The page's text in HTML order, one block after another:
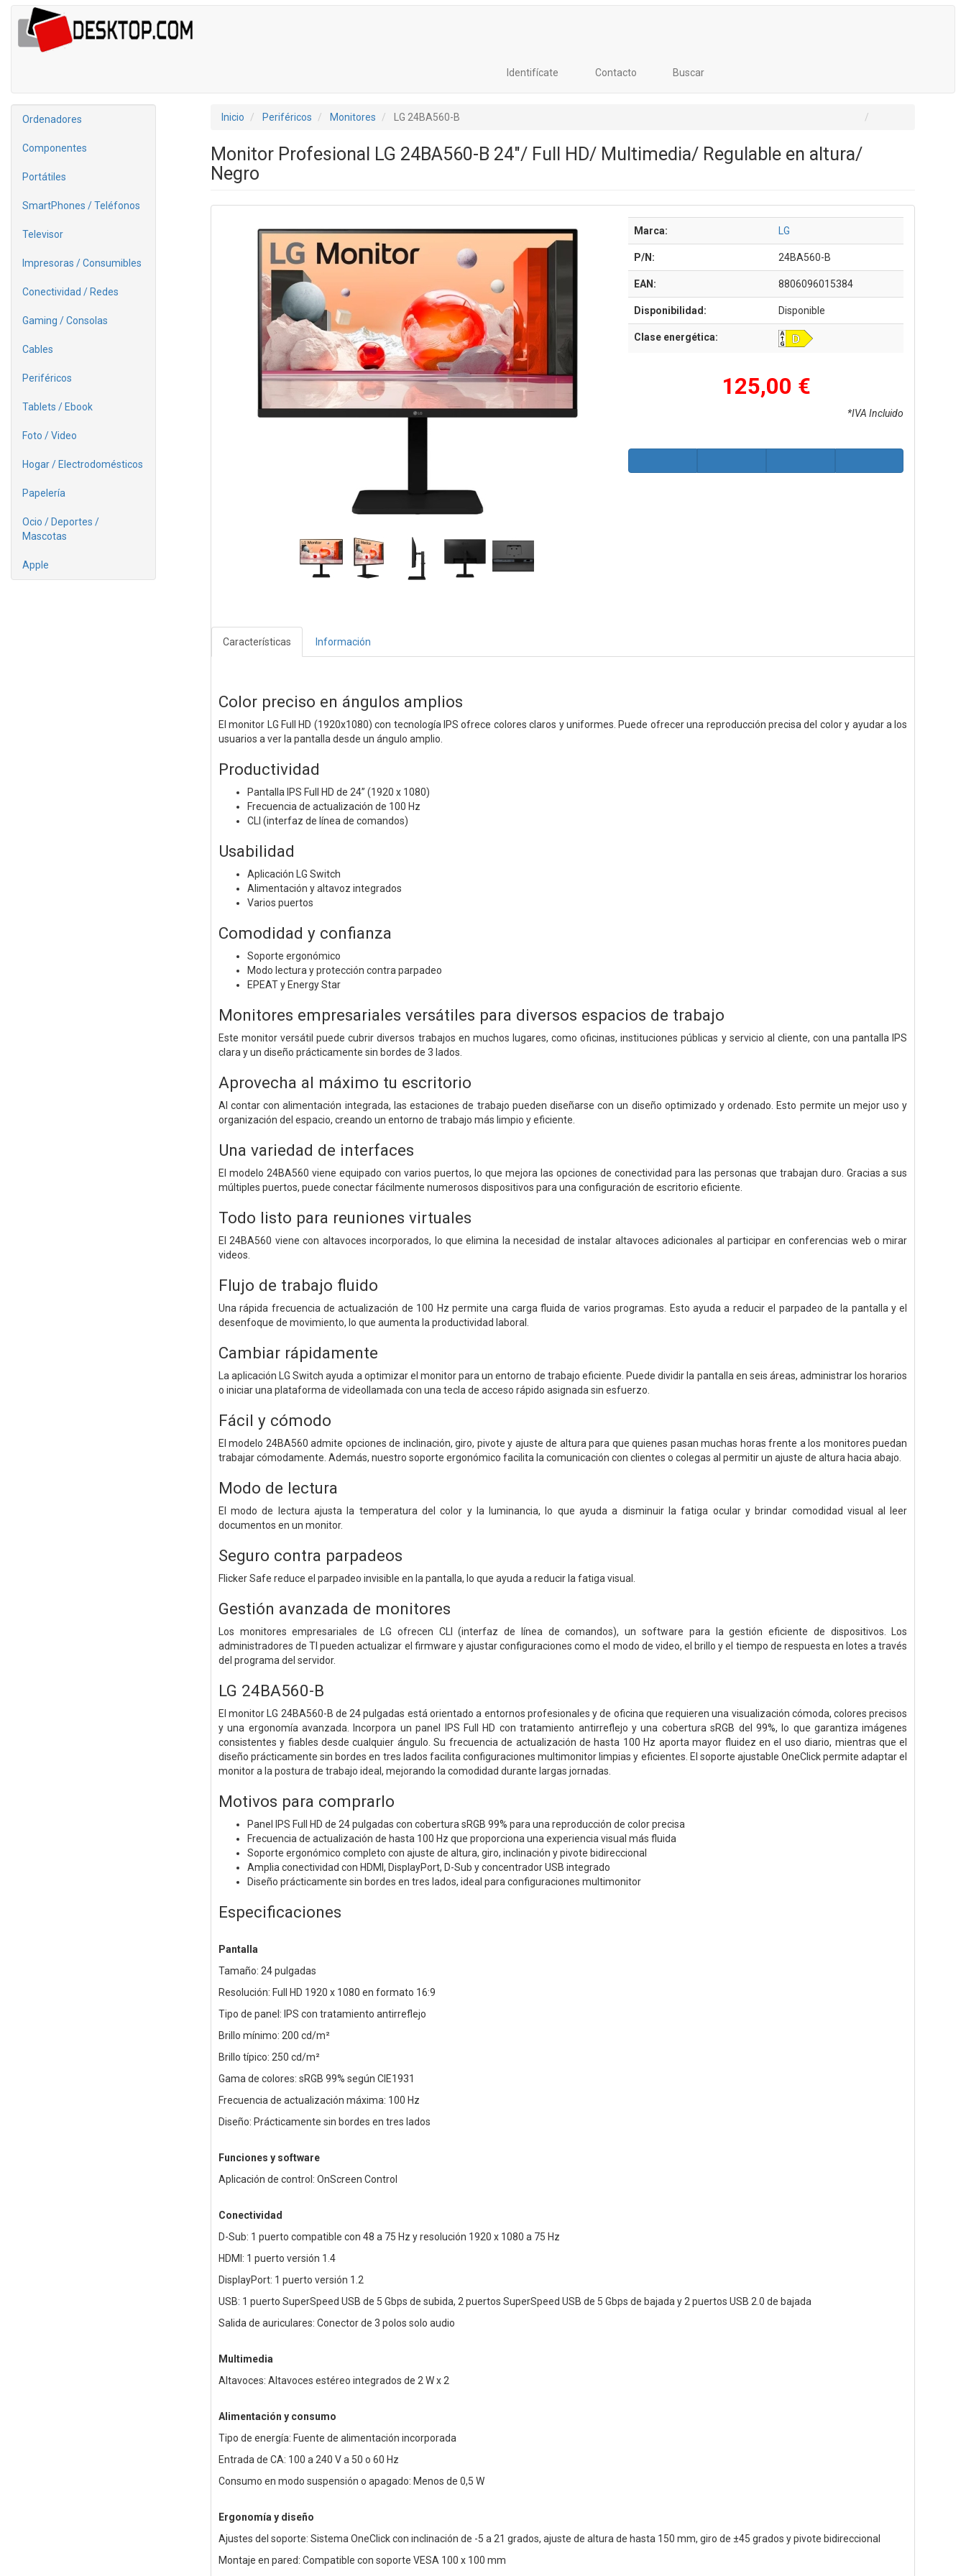
Identifícate Contacto Buscar
Ordenadores
Componentes
Portátiles
SmartPhones / Teléfonos
Televisor
Impresoras / Consumibles
Conectividad / Redes
Gaming / Consolas
Cables
Periféricos
Tablets / Ebook
Foto / Video
Hogar / Electrodomésticos
Papelería
Ocio / Deportes /
Mascotas
Apple
Inicio Periféricos Monitores LG 24BA560-B
Monitor Profesional LG 24BA560-B 24"/ Full HD/ Multimedia/ Regulable en altura/
Negro
Marca: LG
P/N: 24BA560-B
EAN: 8806096015384
Disponibilidad: Disponible
Clase energética:
125,00 €
*IVA Incluido
Características Información
Color preciso en ángulos amplios
El monitor LG Full HD (1920x1080) con tecnología IPS ofrece colores claros y uniformes. Puede ofrecer una reproducción precisa del color y ayudar a los
usuarios a ver la pantalla desde un ángulo amplio.
Productividad
Pantalla IPS Full HD de 24” (1920 x 1080)
Frecuencia de actualización de 100 Hz
CLI (interfaz de línea de comandos)
Usabilidad
Aplicación LG Switch
Alimentación y altavoz integrados
Varios puertos
Comodidad y confianza
Soporte ergonómico
Modo lectura y protección contra parpadeo
EPEAT y Energy Star
Monitores empresariales versátiles para diversos espacios de trabajo
Este monitor versátil puede cubrir diversos trabajos en muchos lugares, como oficinas, instituciones públicas y servicio al cliente, con una pantalla IPS
clara y un diseño prácticamente sin bordes de 3 lados.
Aprovecha al máximo tu escritorio
Al contar con alimentación integrada, las estaciones de trabajo pueden diseñarse con un diseño optimizado y ordenado. Esto permite un mejor uso y
organización del espacio, creando un entorno de trabajo más limpio y eficiente.
Una variedad de interfaces
El modelo 24BA560 viene equipado con varios puertos, lo que mejora las opciones de conectividad para las personas que trabajan duro. Gracias a sus
múltiples puertos, puede conectar fácilmente numerosos dispositivos para una configuración de escritorio eficiente.
Todo listo para reuniones virtuales
El 24BA560 viene con altavoces incorporados, lo que elimina la necesidad de instalar altavoces adicionales al participar en conferencias web o mirar
videos.
Flujo de trabajo fluido
Una rápida frecuencia de actualización de 100 Hz permite una carga fluida de varios programas. Esto ayuda a reducir el parpadeo de la pantalla y el
desenfoque de movimiento, lo que aumenta la productividad laboral.
Cambiar rápidamente
La aplicación LG Switch ayuda a optimizar el monitor para un entorno de trabajo eficiente. Puede dividir la pantalla en seis áreas, administrar los horarios
o iniciar una plataforma de videollamada con una tecla de acceso rápido asignada sin esfuerzo.
Fácil y cómodo
El modelo 24BA560 admite opciones de inclinación, giro, pivote y ajuste de altura para que quienes pasan muchas horas frente a los monitores puedan
trabajar cómodamente. Además, nuestro soporte ergonómico facilita la comunicación con clientes o colegas al permitir un ajuste de altura hacia abajo.
Modo de lectura
El modo de lectura ajusta la temperatura del color y la luminancia, lo que ayuda a disminuir la fatiga ocular y brindar comodidad visual al leer
documentos en un monitor.
Seguro contra parpadeos
Flicker Safe reduce el parpadeo invisible en la pantalla, lo que ayuda a reducir la fatiga visual.
Gestión avanzada de monitores
Los monitores empresariales de LG ofrecen CLI (interfaz de línea de comandos), un software para la gestión eficiente de dispositivos. Los
administradores de TI pueden actualizar el firmware y ajustar configuraciones como el modo de video, el brillo y el tiempo de respuesta en lotes a través
del programa del servidor.
LG 24BA560-B
El monitor LG 24BA560-B de 24 pulgadas está orientado a entornos profesionales y de oficina que requieren una visualización cómoda, colores precisos
y una ergonomía avanzada. Incorpora un panel IPS Full HD con tratamiento antirreflejo y una cobertura sRGB del 99%, lo que garantiza imágenes
consistentes y fiables desde cualquier ángulo. Su frecuencia de actualización de hasta 100 Hz aporta mayor fluidez en el uso diario, mientras que el
diseño prácticamente sin bordes en tres lados facilita configuraciones multimonitor limpias y eficientes. El soporte ajustable OneClick permite adaptar el
monitor a la postura de trabajo ideal, mejorando la comodidad durante largas jornadas.
Motivos para comprarlo
Panel IPS Full HD de 24 pulgadas con cobertura sRGB 99% para una reproducción de color precisa
Frecuencia de actualización de hasta 100 Hz que proporciona una experiencia visual más fluida
Soporte ergonómico completo con ajuste de altura, giro, inclinación y pivote bidireccional
Amplia conectividad con HDMI, DisplayPort, D-Sub y concentrador USB integrado
Diseño prácticamente sin bordes en tres lados, ideal para configuraciones multimonitor
Especificaciones
Pantalla
Tamaño: 24 pulgadas
Resolución: Full HD 1920 x 1080 en formato 16:9
Tipo de panel: IPS con tratamiento antirreflejo
Brillo mínimo: 200 cd/m²
Brillo típico: 250 cd/m²
Gama de colores: sRGB 99% según CIE1931
Frecuencia de actualización máxima: 100 Hz
Diseño: Prácticamente sin bordes en tres lados
Funciones y software
Aplicación de control: OnScreen Control
Conectividad
D-Sub: 1 puerto compatible con 48 a 75 Hz y resolución 1920 x 1080 a 75 Hz
HDMI: 1 puerto versión 1.4
DisplayPort: 1 puerto versión 1.2
USB: 1 puerto SuperSpeed USB de 5 Gbps de subida, 2 puertos SuperSpeed USB de 5 Gbps de bajada y 2 puertos USB 2.0 de bajada
Salida de auriculares: Conector de 3 polos solo audio
Multimedia
Altavoces: Altavoces estéreo integrados de 2 W x 2
Alimentación y consumo
Tipo de energía: Fuente de alimentación incorporada
Entrada de CA: 100 a 240 V a 50 o 60 Hz
Consumo en modo suspensión o apagado: Menos de 0,5 W
Ergonomía y diseño
Ajustes del soporte: Sistema OneClick con inclinación de -5 a 21 grados, ajuste de altura de hasta 150 mm, giro de ±45 grados y pivote bidireccional
Montaje en pared: Compatible con soporte VESA 100 x 100 mm